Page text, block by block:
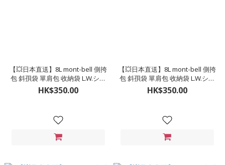
【💥日本直送】8L mont-bell 側挎
包 斜孭袋 單肩包 收納袋 L.W.ショ
ルダーバッグ S 黑色
HK$350.00
【💥日本直送】8L mont-bell 側挎
包 斜孭袋 單肩包 收納袋 L.W.ショ
ルダーバッグ S
HK$350.00